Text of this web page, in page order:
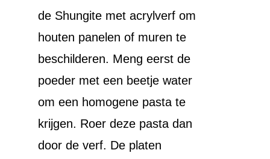
de Shungite met acrylverf om
houten panelen of muren te
beschilderen. Meng eerst de
poeder met een beetje water
om een homogene pasta te
krijgen. Roer deze pasta dan
door de verf. De platen